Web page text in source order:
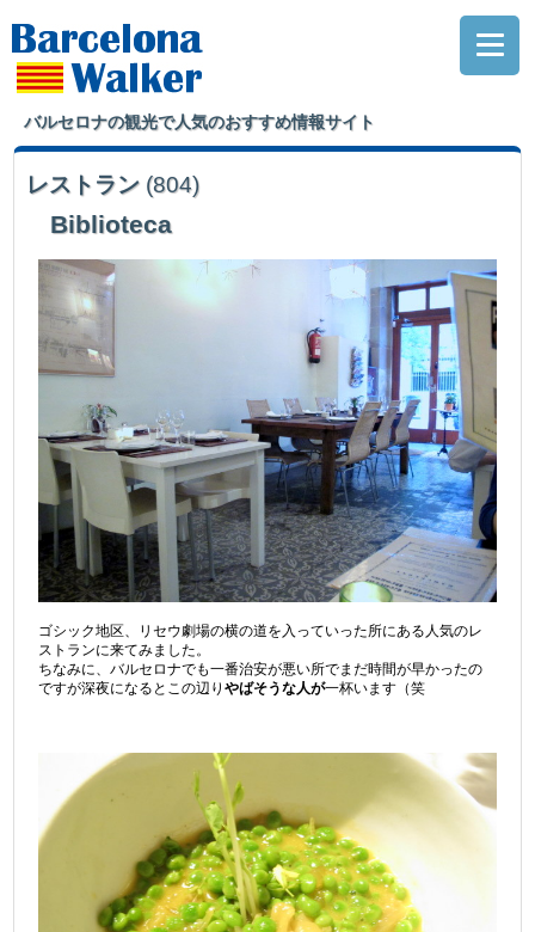
バルセロナの観光で人気のおすすめ情報サイト
レストラン (804)
Biblioteca
ゴシック地区、リセウ劇場の横の道を入っていった所にある人気のレ
ストランに来てみました。
ちなみに、バルセロナでも一番治安が悪い所でまだ時間が早かったの
ですが深夜になるとこの辺りやばそうな人が一杯います（笑